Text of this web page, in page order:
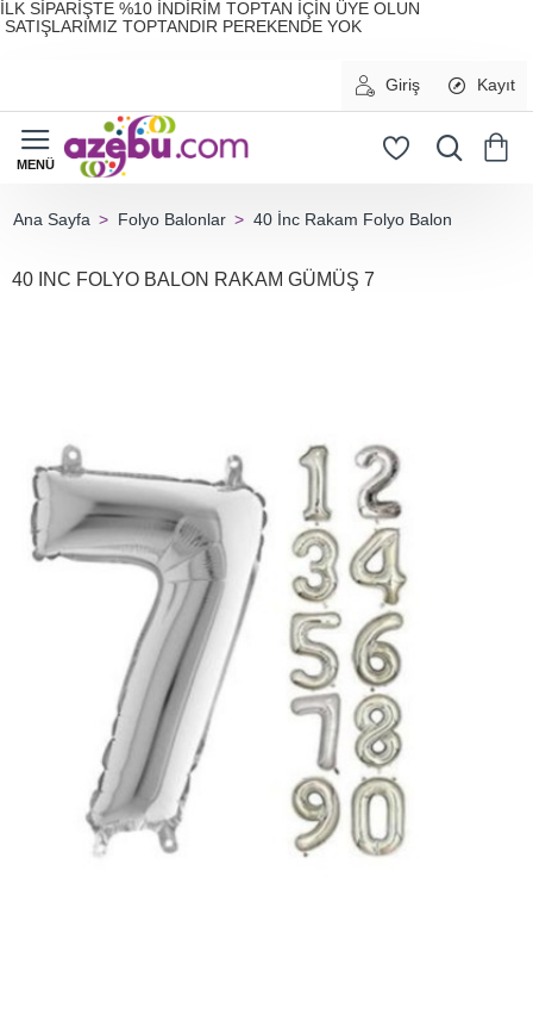
İLK SİPARİŞTE %10 İNDİRİM TOPTAN İÇİN ÜYE OLUN
SATIŞLARIMIZ TOPTANDIR PEREKENDE YOK
Giriş Kayıt
Folyo Balonlar 40 İnc Rakam Folyo Balon
40 INC FOLYO BALON RAKAM GÜMÜŞ 7